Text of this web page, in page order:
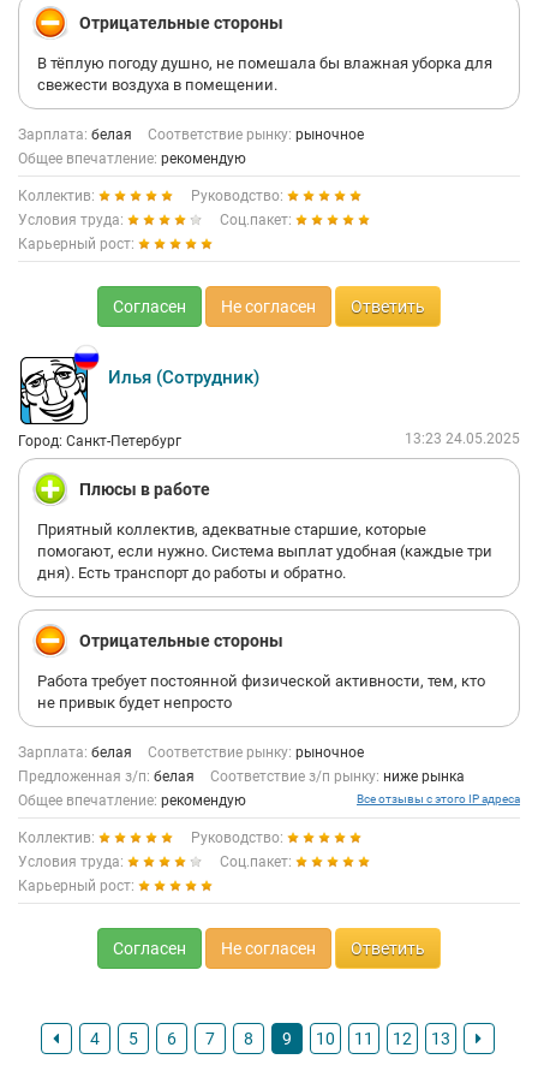
Отрицательные стороны
В тёплую погоду душно, не помешала бы влажная уборка для
свежести воздуха в помещении.
Зарплата: белая Соответствие рынку: рыночное
Общее впечатление: рекомендую
Коллектив:
Руководство:
Условия труда:
Соц.пакет:
Карьерный рост:
Согласен Не согласен Ответить
Илья (Сотрудник)
Город: Санкт-Петербург 13:23 24.05.2025
Плюсы в работе
Приятный коллектив, адекватные старшие, которые
помогают, если нужно. Система выплат удобная (каждые три
дня). Есть транспорт до работы и обратно.
Отрицательные стороны
Работа требует постоянной физической активности, тем, кто
не привык будет непросто
Зарплата: белая Соответствие рынку: рыночное
Предложенная з/п: белая Соответствие з/п рынку: ниже рынка
Общее впечатление: рекомендую Все отзывы с этого IP адреса
Коллектив:
Руководство:
Условия труда:
Соц.пакет:
Карьерный рост:
Согласен Не согласен Ответить
4 5 6 7 8 9 10 11 12 13